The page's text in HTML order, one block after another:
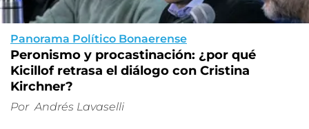
Panorama Político Bonaerense
Peronismo y procastinación: ¿por qué
Kicillof retrasa el diálogo con Cristina
Kirchner?
Por Andrés Lavaselli